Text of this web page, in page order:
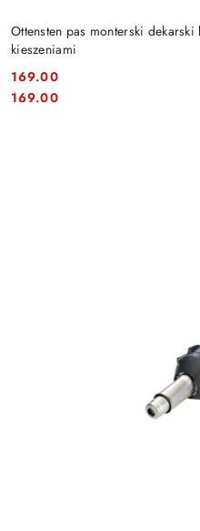
Ottensten pas monterski
kieszeniami
Cena:
169.00
Cena:
169.00